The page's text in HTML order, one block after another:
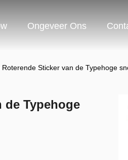
Ongeveer Ons
Sticker van de Typehoge
de Typehoge